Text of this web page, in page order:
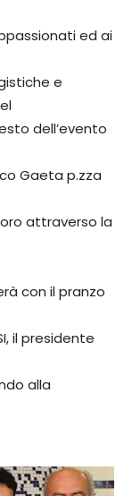
ed ai
e
dell’evento
Gaeta p.zza
attraverso la
con il pranzo
il presidente
alla